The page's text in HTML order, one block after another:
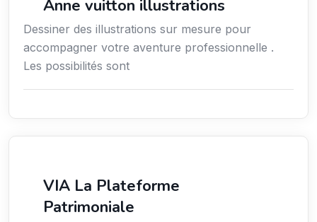
Anne vuitton illustrations
Dessiner des illustrations sur mesure pour
accompagner votre aventure professionnelle .
Les possibilités sont
VIA La Plateforme
Patrimoniale